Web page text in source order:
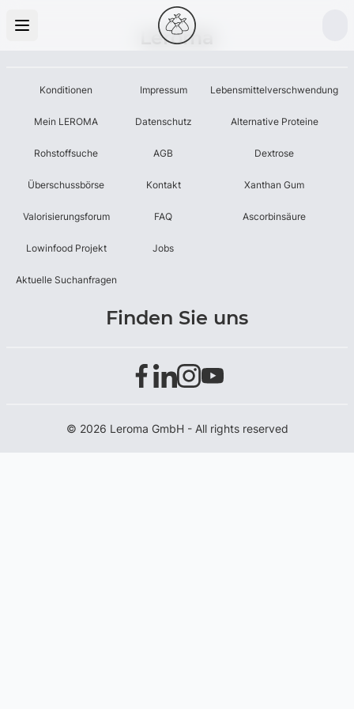
Leroma
Konditionen
Mein LEROMA
Rohstoffsuche
Überschussbörse
Valorisierungsforum
Lowinfood Projekt
Aktuelle Suchanfragen
Impressum
Datenschutz
AGB
Kontakt
FAQ
Jobs
Lebensmittelverschwendung
Alternative Proteine
Dextrose
Xanthan Gum
Ascorbinsäure
Finden Sie uns
© 2026 Leroma GmbH - All rights reserved